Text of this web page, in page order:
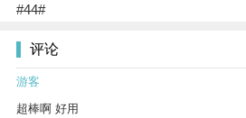
#44#
评论
游客
超棒啊 好用